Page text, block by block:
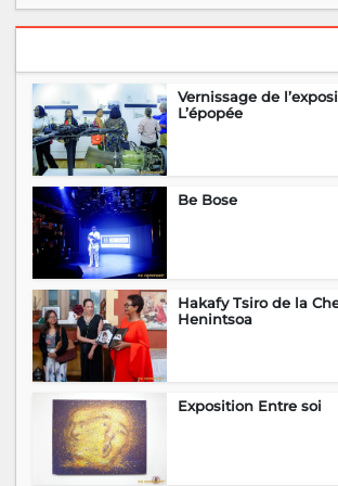
Vernissage de
L’épopée
Be Bose
Hakafy Tsiro de la
Henintsoa
Exposition Entre soi